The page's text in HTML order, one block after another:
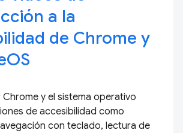
a la
de Chrome y
Chrome y el sistema operativo
de accesibilidad como
con teclado, lectura de